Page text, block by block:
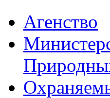
Aгенство